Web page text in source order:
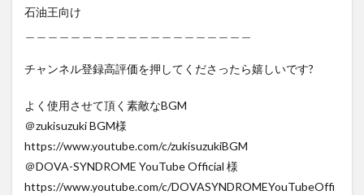
石油王向け
チャンネル登録高評価を押してくださったら嬉しいです?
よく使用させて頂く素敵なBGM
＠zukisuzuki BGM様
https://www.youtube.com/c/zukisuzukiBGM
＠DOVA-SYNDROME YouTube Official 様
https://www.youtube.com/c/DOVASYNDROMEYouTubeOffi